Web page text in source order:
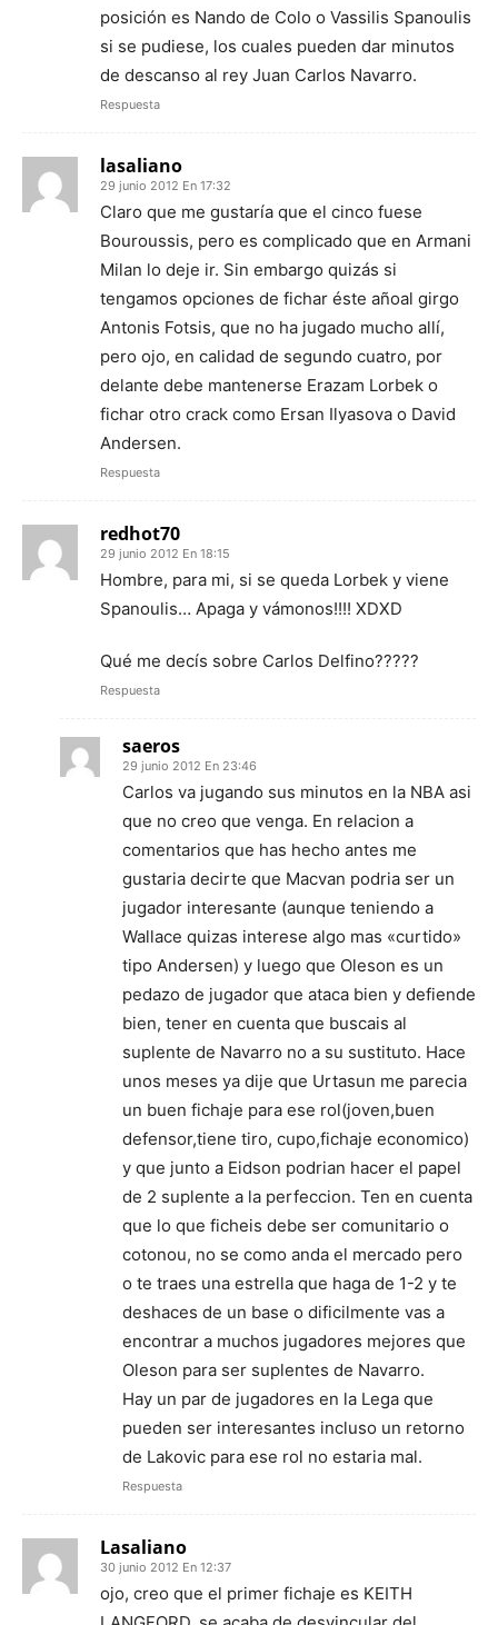
posición es Nando de Colo o Vassilis Spanoulis
si se pudiese, los cuales pueden dar minutos
de descanso al rey Juan Carlos Navarro.
Respuesta
lasaliano
29 junio 2012 En 17:32
Claro que me gustaría que el cinco fuese
Bouroussis, pero es complicado que en Armani
Milan lo deje ir. Sin embargo quizás si
tengamos opciones de fichar éste añoal girgo
Antonis Fotsis, que no ha jugado mucho allí,
pero ojo, en calidad de segundo cuatro, por
delante debe mantenerse Erazam Lorbek o
fichar otro crack como Ersan Ilyasova o David
Andersen.
Respuesta
redhot70
29 junio 2012 En 18:15
Hombre, para mi, si se queda Lorbek y viene
Spanoulis… Apaga y vámonos!!!! XDXD
Qué me decís sobre Carlos Delfino?????
Respuesta
saeros
29 junio 2012 En 23:46
Carlos va jugando sus minutos en la NBA asi
que no creo que venga. En relacion a
comentarios que has hecho antes me
gustaria decirte que Macvan podria ser un
jugador interesante (aunque teniendo a
Wallace quizas interese algo mas «curtido»
tipo Andersen) y luego que Oleson es un
pedazo de jugador que ataca bien y defiende
bien, tener en cuenta que buscais al
suplente de Navarro no a su sustituto. Hace
unos meses ya dije que Urtasun me parecia
un buen fichaje para ese rol(joven,buen
defensor,tiene tiro, cupo,fichaje economico)
y que junto a Eidson podrian hacer el papel
de 2 suplente a la perfeccion. Ten en cuenta
que lo que ficheis debe ser comunitario o
cotonou, no se como anda el mercado pero
o te traes una estrella que haga de 1-2 y te
deshaces de un base o dificilmente vas a
encontrar a muchos jugadores mejores que
Oleson para ser suplentes de Navarro.
Hay un par de jugadores en la Lega que
pueden ser interesantes incluso un retorno
de Lakovic para ese rol no estaria mal.
Respuesta
Lasaliano
30 junio 2012 En 12:37
ojo, creo que el primer fichaje es KEITH